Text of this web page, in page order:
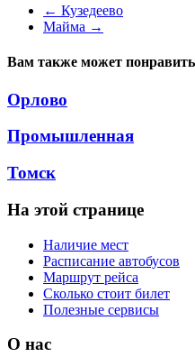
← Кузедеево
Майма →
Вам также может
Орлово
Промышленная
Томск
На этой странице
Наличие мест
Расписание автобусов
Маршрут рейса
Сколько стоит билет
Полезные сервисы
О нас